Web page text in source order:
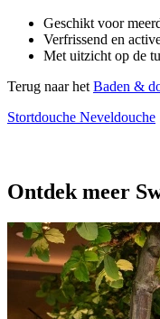
Geschikt voor
Verfrissend en
Met uitzicht op de
Terug naar het Baden &
Stortdouche Neveldouche
Ontdek meer